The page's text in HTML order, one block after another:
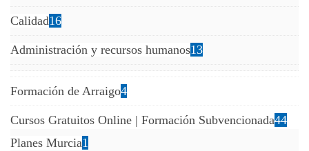
Calidad16
Administración y recursos humanos13
Formación de Arraigo4
Cursos Gratuitos Online | Formación Subvencionada44
Planes Murcia1